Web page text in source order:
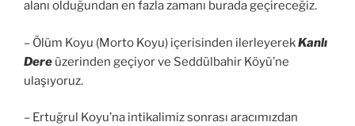
alanı olduğundan en fazla zamanı burada geçireceğiz.
– Ölüm Koyu (Morto Koyu) içerisinden ilerleyerekKanlı
Dere üzerinden geçiyor ve Seddülbahir Köyü’ne
ulaşıyoruz.
– Ertuğrul Koyu’na intikalimiz sonrası aracımızdan